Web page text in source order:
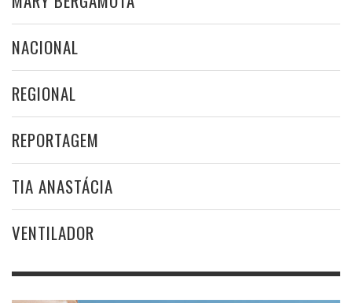
NACIONAL
REGIONAL
REPORTAGEM
TIA ANASTÁCIA
VENTILADOR